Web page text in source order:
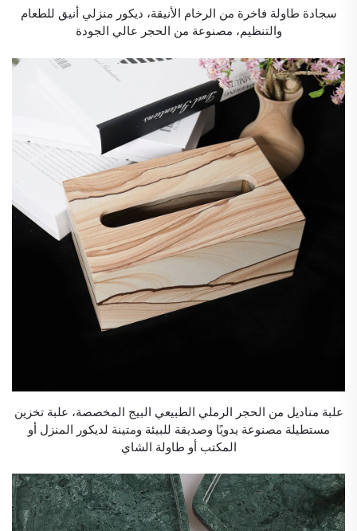
سجادة طاولة فاخرة من الرخام الأنيقة، ديكور منزلي أنيق للطعام
والتنظيم، مصنوعة من الحجر عالي الجودة
علبة مناديل من الحجر الرملي الطبيعي البيج المخصصة، علبة تخزين
مستطيلة مصنوعة يدويًا وصديقة للبيئة ومتينة لديكور المنزل أو
المكتب أو طاولة الشاي